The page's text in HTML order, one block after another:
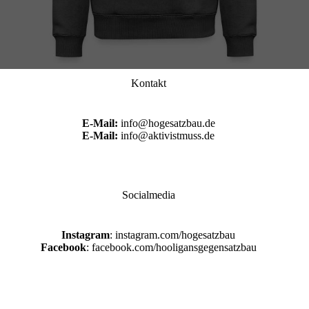
Kontakt
E-Mail: info@hogesatzbau.de
E-Mail: info@aktivistmuss.de
Socialmedia
Instagram: instagram.com/hogesatzbau
Facebook: facebook.com/hooligansgegensatzbau